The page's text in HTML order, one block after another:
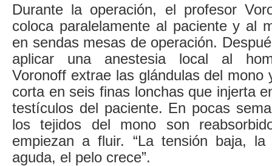
Durante la operación, el profesor
coloca paralelamente al paciente y al
en sendas mesas de operación.
aplicar una anestesia local al
Voronoff extrae las glándulas del mono
corta en seis finas lonchas que injerta
testículos del paciente. En pocas
los tejidos del mono son
empiezan a fluir. “La tensión baja,
aguda, el pelo crece”.